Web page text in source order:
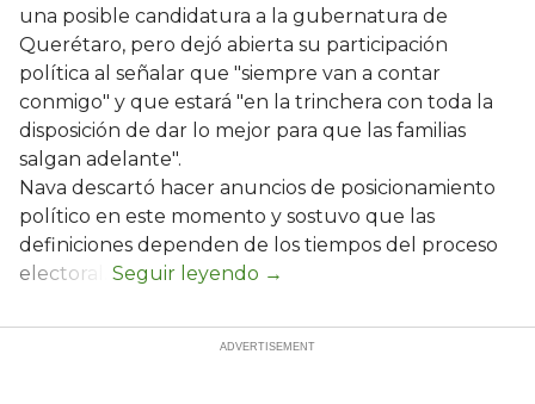
una posible candidatura a la gubernatura de
Querétaro, pero dejó abierta su participación
política al señalar que "siempre van a contar
conmigo" y que estará "en la trinchera con toda la
disposición de dar lo mejor para que las familias
salgan adelante".
Nava descartó hacer anuncios de posicionamiento
político en este momento y sostuvo que las
definiciones dependen de los tiempos del proceso
electoral.